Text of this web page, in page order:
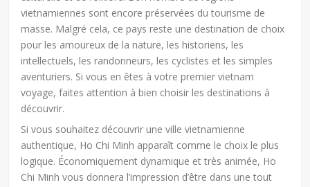
vietnamiennes sont encore préservées du tourisme de
masse. Malgré cela, ce pays reste une destination de choix
pour les amoureux de la nature, les historiens, les
intellectuels, les randonneurs, les cyclistes et les simples
aventuriers. Si vous en êtes à votre premier vietnam
voyage, faites attention à bien choisir les destinations à
découvrir.
Si vous souhaitez découvrir une ville vietnamienne
authentique, Ho Chi Minh apparaît comme le choix le plus
logique. Économiquement dynamique et très animée, Ho
Chi Minh vous donnera l’impression d’être dans une tout